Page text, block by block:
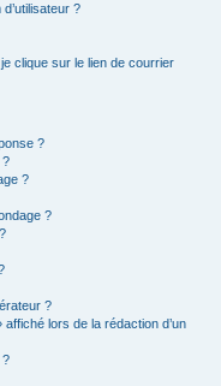
?
clique sur le lien de courrier
?
?
?
?
?
lors de la rédaction d’un
?